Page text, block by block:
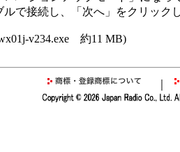
ルで接続し、「次へ」をクリック
v234.exe 約11 MB)